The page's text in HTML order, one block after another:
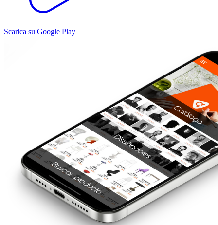
Scarica su Google Play